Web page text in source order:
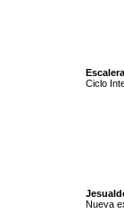
Ciclo
Nueva